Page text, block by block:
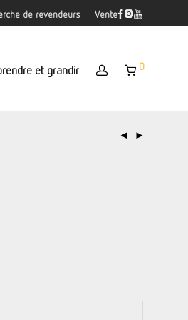
de revendeurs Vente
et grandir 0